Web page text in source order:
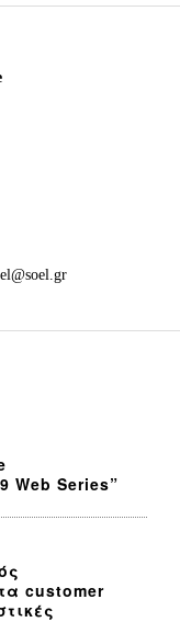
Web Series”
customer